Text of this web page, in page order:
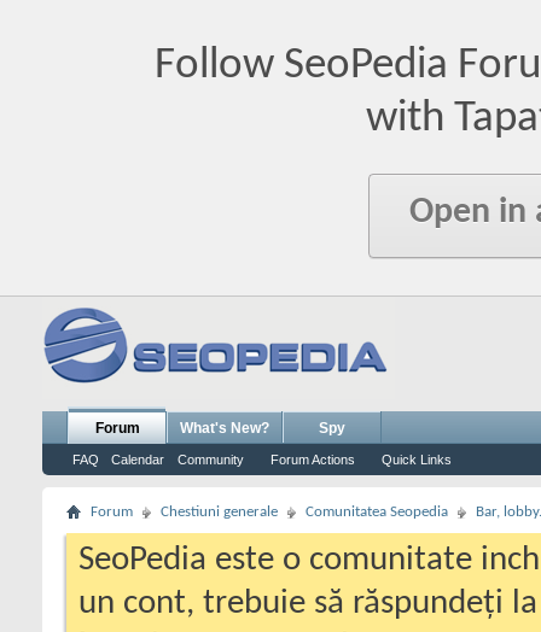
Follow SeoPedia
with
Open in
Forum
FAQ Calendar Community Forum Actions Quick Links
What's New? Spy
Forum Chestiuni generale Comunitatea Seopedia Bar,
SeoPedia este o comunitate
un cont, trebuie să răspundeți